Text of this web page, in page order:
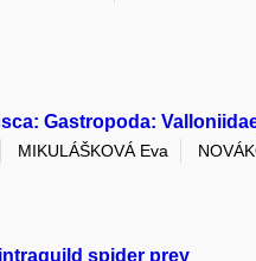
Gastropoda:
MIKULÁŠKOVÁ Eva
spider prey